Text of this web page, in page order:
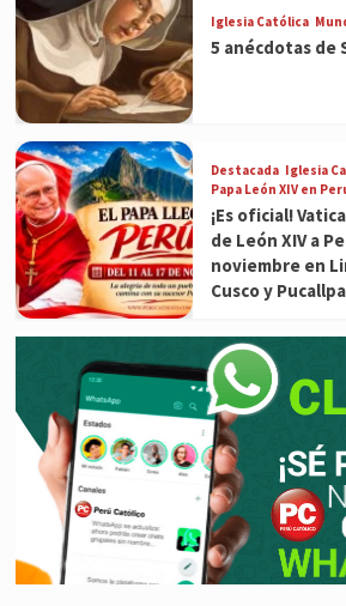
Iglesia Católica
5 anécdotas de
Destacada Iglesia
Papa León XIV en
¡Es oficial!
de León XIV a
noviembre en
Cusco y Pucallpa